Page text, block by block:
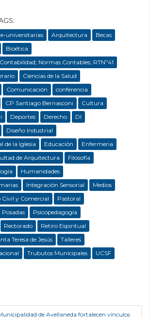
universitarias Arquitectura
Becas
Bioética
Normas Contables; RTNº41
Ciencias de la Salud
Comunicación
conferencia
CP Santiago Bernasconi
Cultura
Deportes Derecho
DI
Diseño Industrial
de la Iglesia
Educación
Enfermeria
de Arquitectura
Filosofía
Humanidades
Integración Sensorial
Medios
Civil y Comercial
Pastoral
Posadas
Psicopedagogía
Rectorado
Retiro Espiritual
Teresa de Jesús
Talleres
Trubutos Municipales UCSF
de Avellaneda fortalecen vínculos